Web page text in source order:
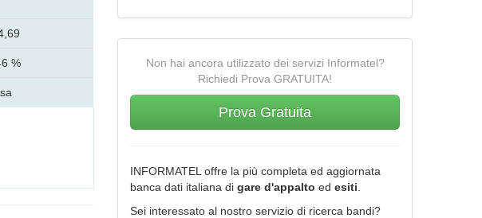
%
Non hai ancora utilizzato dei servizi Informatel?
Richiedi Prova GRATUITA!
Prova Gratuita
INFORMATEL offre la più completa ed aggiornata
banca dati italiana di gare d'appalto ed esiti
Sei interessato al nostro servizio di ricerca bandi?